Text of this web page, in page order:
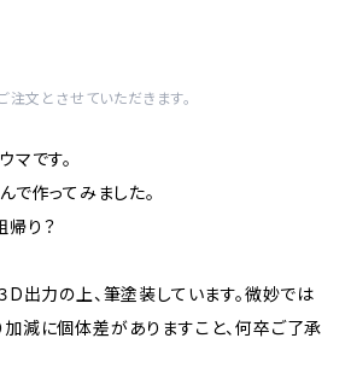
文とさせていただきます。
マです。
作ってみました。
り？
出力の上、筆塗装しています。微妙では
減に個体差がありますこと、何卒ご了承